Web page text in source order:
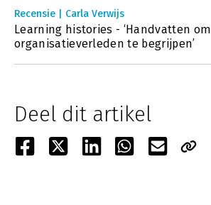
Recensie | Carla Verwijs
Learning histories - ‘Handvatten om
organisatieverleden te begrijpen’
Deel dit artikel